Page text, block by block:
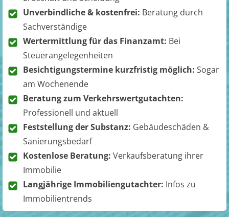
Unverbindliche & kostenfrei: Beratung durch
Sachverständige
Wertermittlung für das Finanzamt: Bei
Steuerangelegenheiten
Besichtigungstermine kurzfristig möglich: Sogar
am Wochenende
Beratung zum Verkehrswertgutachten:
Professionell und aktuell
Feststellung der Substanz: Gebäudeschäden &
Sanierungsbedarf
Kostenlose Beratung: Verkaufsberatung ihrer
Immobilie
Langjährige Immobiliengutachter: Infos zu
Immobilientrends